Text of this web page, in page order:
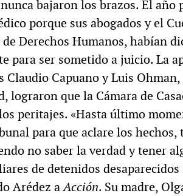
bajaron los brazos. El año
porque sus abogados y el
Derechos Humanos, habían
para ser sometido a juicio. La
Claudio Capuano y Luis
lograron que la Cámara de
peritajes. «Hasta último
para que aclare los hechos,
no saber la verdad y tener
de detenidos
Arédez aAcción. Su madre,